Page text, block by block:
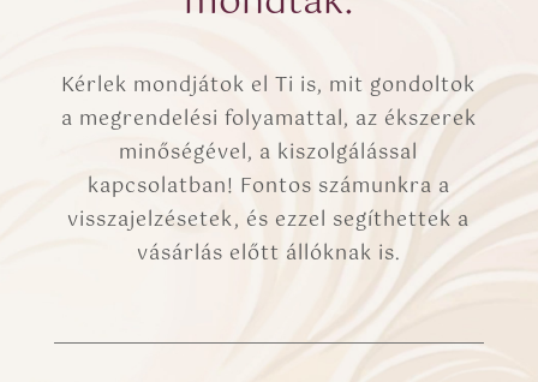
Kérlek mondjátok el Ti is, mit gondoltok
a megrendelési folyamattal, az ékszerek
minőségével, a kiszolgálással
kapcsolatban! Fontos számunkra a
visszajelzésetek, és ezzel segíthettek a
vásárlás előtt állóknak is.